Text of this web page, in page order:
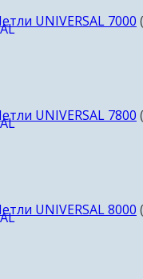
UNIVERSAL 7000
UNIVERSAL 7800
UNIVERSAL 8000